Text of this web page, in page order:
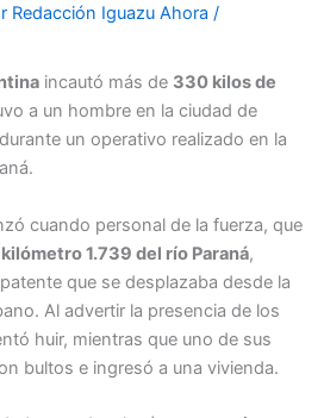
Redacción Iguazu Ahora /
incautó más de 330 kilos de
a un hombre en la ciudad de
un operativo realizado en la
cuando personal de la fuerza, que
kilómetro 1.739 del río Paraná,
que se desplazaba desde la
Al advertir la presencia de los
huir, mientras que uno de sus
bultos e ingresó a una vivienda.